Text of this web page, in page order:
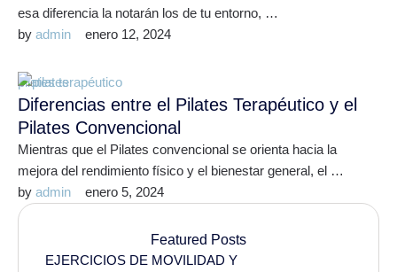
esa diferencia la notarán los de tu entorno, …
by admin enero 12, 2024
pilates terapéutico
Diferencias entre el Pilates Terapéutico y el
Pilates Convencional
Mientras que el Pilates convencional se orienta hacia la
mejora del rendimiento físico y el bienestar general, el …
by admin enero 5, 2024
Featured Posts
EJERCICIOS DE MOVILIDAD Y